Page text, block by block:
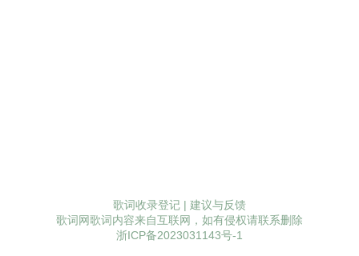
歌词收录登记 | 建议与反馈
歌词网歌词内容来自互联网，如有侵权请联系删除
浙ICP备2023031143号-1